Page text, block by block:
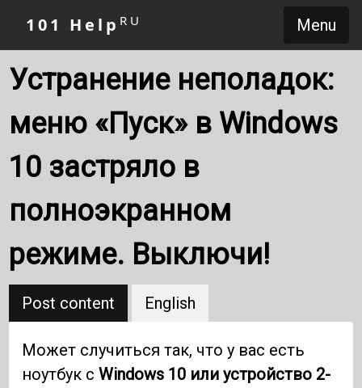
Menu
101 Help RU
Устранение неполадок:
меню «Пуск» в Windows
10 застряло в
полноэкранном
режиме. Выключи!
Post content English
Может случиться так, что у вас есть
ноутбук сWindows 10 или устройство 2-